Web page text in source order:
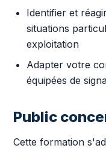
Identifier et
situations
exploitation
Adapter votre
équipées de
Public
Cette formation